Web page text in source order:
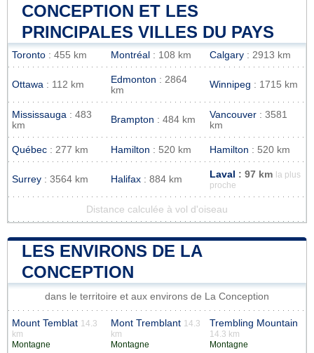
CONCEPTION ET LES
PRINCIPALES VILLES DU PAYS
Toronto : 455 km Montréal : 108 km Calgary : 2913 km
Ottawa : 112 km Edmonton : 2864
km
Winnipeg : 1715 km
Mississauga : 483
km
Brampton : 484 km Vancouver : 3581
km
Québec : 277 km Hamilton : 520 km Hamilton : 520 km
Surrey : 3564 km Halifax : 884 km Laval : 97 km
la plus
proche
Distance calculée à vol d'oiseau
LES ENVIRONS DE LA
CONCEPTION
dans le territoire et aux environs de La Conception
Mount Temblat 14.3
km
Montagne
Mont Tremblant 14.3
km
Montagne
Trembling Mountain
14.3 km
Montagne